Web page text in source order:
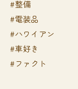
#整備
#電装品
#ハワイアン
#車好き
#ファクト